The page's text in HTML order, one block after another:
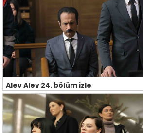
Alev Alev 24. bölüm izle